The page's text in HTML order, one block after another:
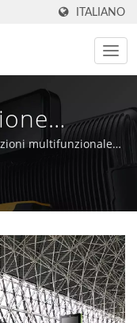
ITALIANO
POS Di
multifunzionale